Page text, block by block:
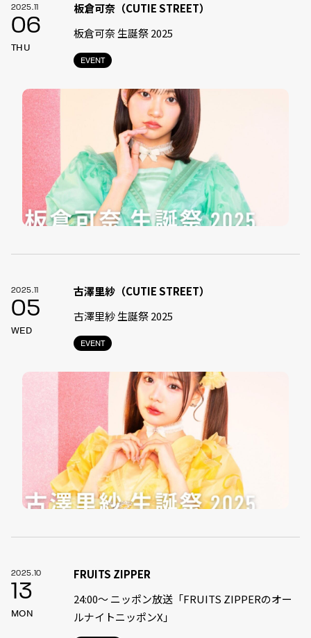
2025.11
06
THU
EVENT
板倉可奈（CUTIE STREET）
板倉可奈 生誕祭 2025
2025.11
05
WED
EVENT
古澤里紗（CUTIE STREET）
古澤里紗 生誕祭 2025
2025.10
13
MON
FRUITS ZIPPER
24:00〜 ニッポン放送「FRUITS ZIPPERのオー
ルナイトニッポンX」